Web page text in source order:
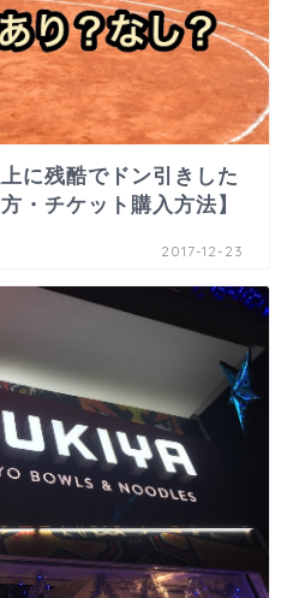
に残酷でドン引きした
・チケット購入方法】
2017-12-23